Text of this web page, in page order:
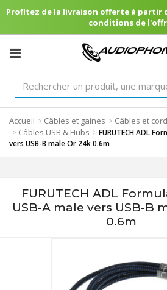
Profitez de la livraison offerte à partir
conditions de
Accueil > Câbles et gaines > Câbles et
> Câbles USB & Hubs >FURUTECH ADL
vers USB-B male Or 24k 0.6m
FURUTECH ADL
USB-A male vers USB-B
0.6m